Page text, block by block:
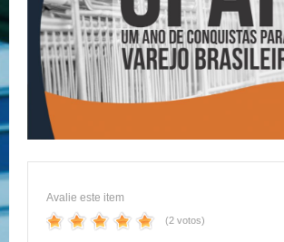
Avalie este item
(2 votos)